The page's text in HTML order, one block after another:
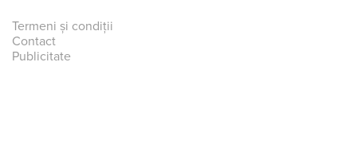
Termeni și condiții
Contact
Publicitate